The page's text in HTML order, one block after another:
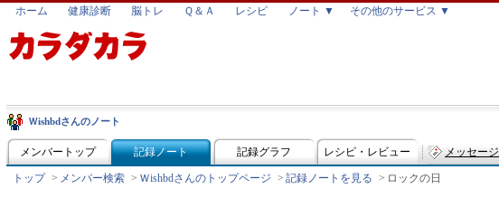
ホーム 健康診断 脳トレ Ｑ＆Ａ レシピ ノート ▼ その他のサービス ▼
Ｗishbdさんのノート
メンバートップ 記録ノート 記録グラフ レシピ・レビュー メッセージ
トップ > メンバー検索 > Ｗishbdさんのトップページ > 記録ノートを見る > ロックの日